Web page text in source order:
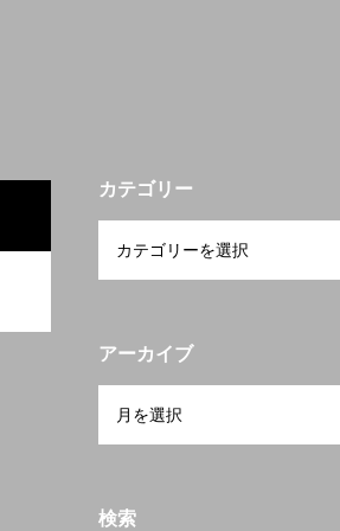
カテゴリー
アーカイブ
検索